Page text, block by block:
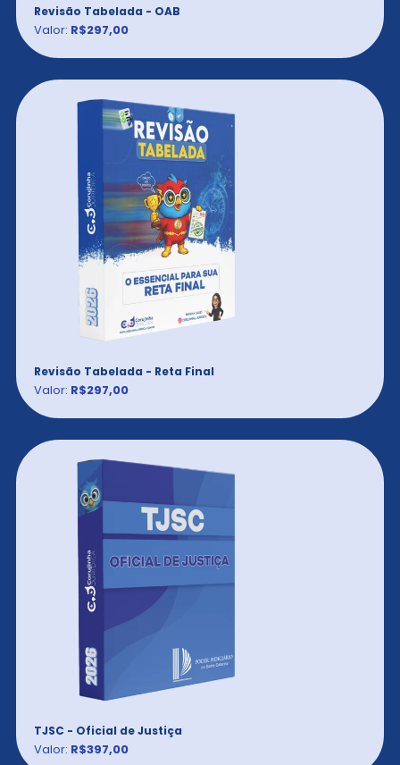
Revisão Tabelada - OAB
Valor: R$297,00
Revisão Tabelada - Reta Final
Valor: R$297,00
TJSC - Oficial de Justiça
Valor: R$397,00